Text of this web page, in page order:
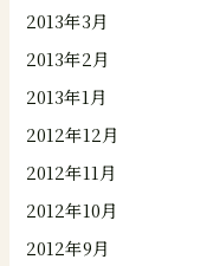
2013年3月
2013年2月
2013年1月
2012年12月
2012年11月
2012年10月
2012年9月